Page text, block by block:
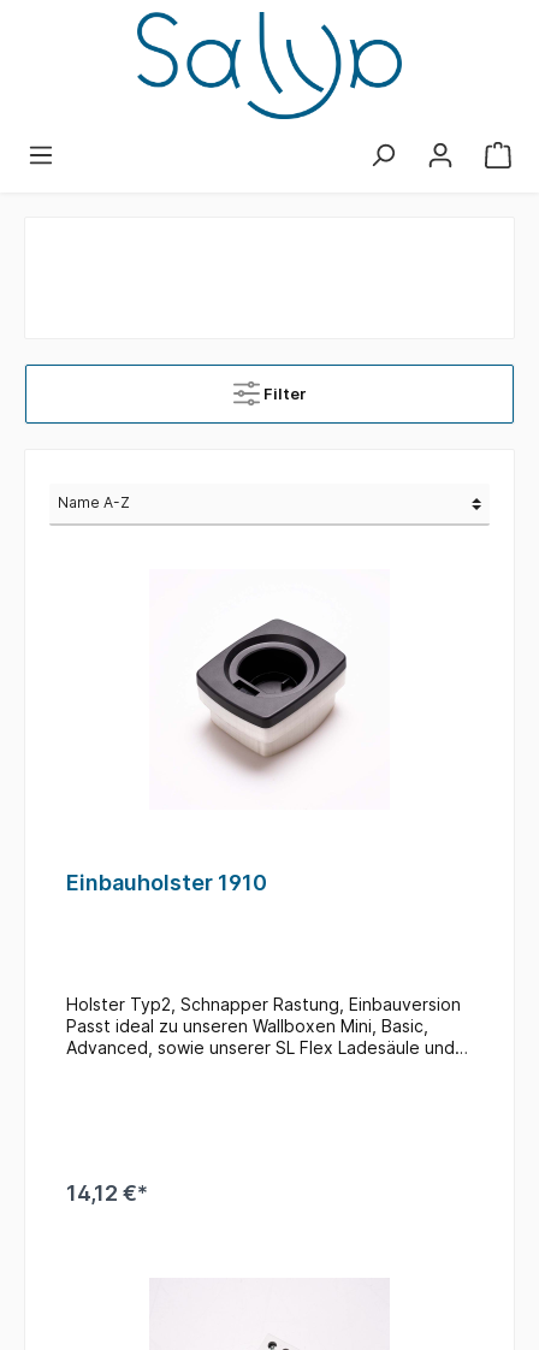
Filter
Einbauholster 1910
Holster Typ2, Schnapper Rastung, Einbauversion
Passt ideal zu unseren Wallboxen Mini, Basic,
Advanced, sowie unserer SL Flex Ladesäule und
14,12 €*